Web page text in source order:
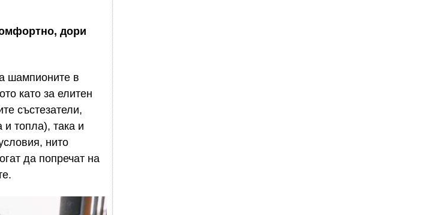
дори
шампионите в
като за елитен
състезатели,
и топла), така и
нито
да попречат на